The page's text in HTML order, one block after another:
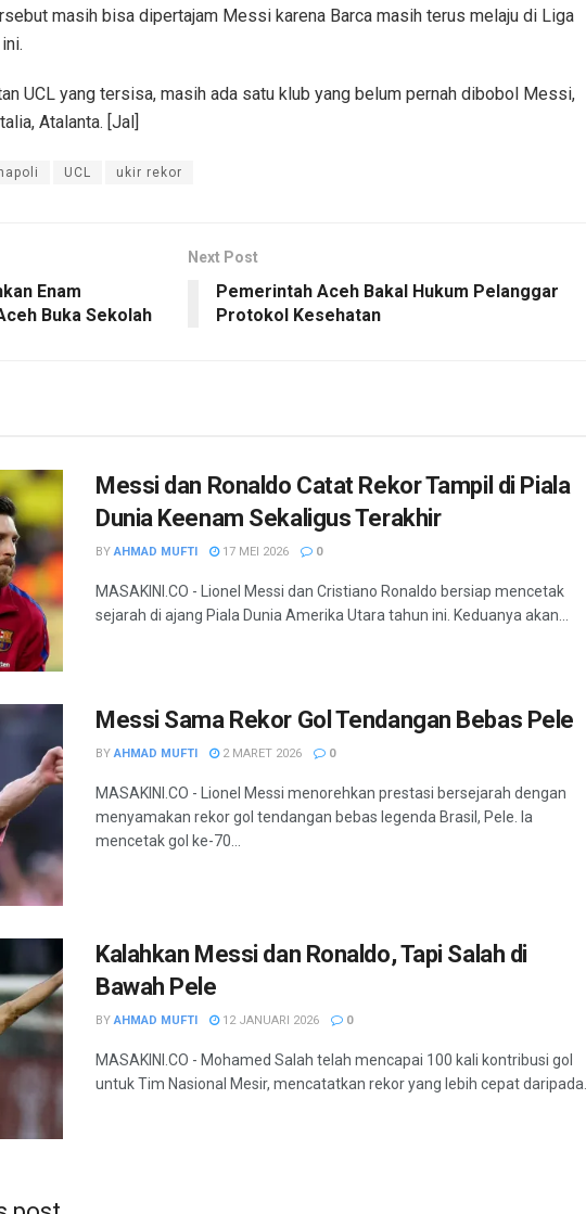
masih bisa dipertajam Messi karena Barca masih terus melaju di Liga
UCL yang tersisa, masih ada satu klub yang belum pernah dibobol Messi,
Atalanta. [Jal]
UCL ukir rekor
Enam
Buka Sekolah
Next Post
Pemerintah Aceh Bakal Hukum Pelanggar
Protokol Kesehatan
Messi dan Ronaldo Catat Rekor Tampil di Piala
Dunia Keenam Sekaligus Terakhir
BY AHMAD MUFTI 17 MEI 2026 0
MASAKINI.CO - Lionel Messi dan Cristiano Ronaldo bersiap mencetak
sejarah di ajang Piala Dunia Amerika Utara tahun ini. Keduanya akan...
Messi Sama Rekor Gol Tendangan Bebas Pele
BY AHMAD MUFTI 2 MARET 2026 0
MASAKINI.CO - Lionel Messi menorehkan prestasi bersejarah dengan
menyamakan rekor gol tendangan bebas legenda Brasil, Pele. Ia
mencetak gol ke-70...
Kalahkan Messi dan Ronaldo, Tapi Salah di
Bawah Pele
BY AHMAD MUFTI 12 JANUARI 2026 0
MASAKINI.CO - Mohamed Salah telah mencapai 100 kali kontribusi gol
untuk Tim Nasional Mesir, mencatatkan rekor yang lebih cepat daripada...